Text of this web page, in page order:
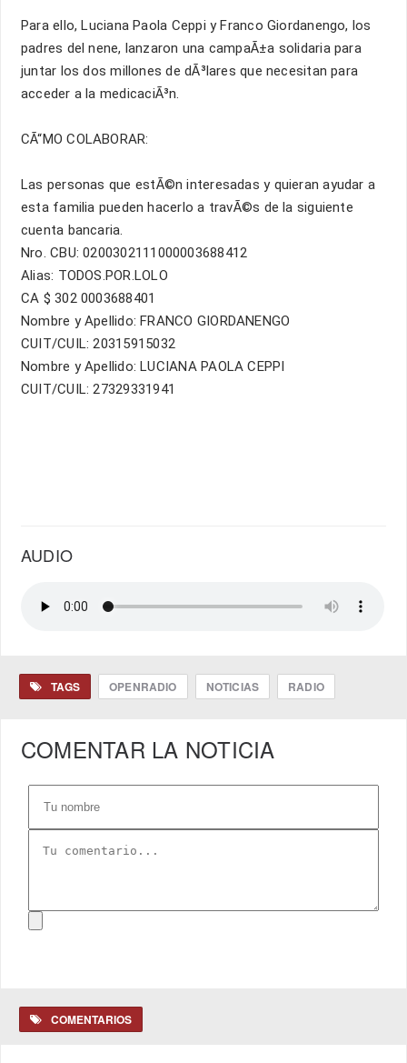
Para ello, Luciana Paola Ceppi y Franco Giordanengo, los
padres del nene, lanzaron una campaÃ±a solidaria para
juntar los dos millones de dÃ³lares que necesitan para
acceder a la medicaciÃ³n.
CÃ“MO COLABORAR:
Las personas que estÃ©n interesadas y quieran ayudar a
esta familia pueden hacerlo a travÃ©s de la siguiente
cuenta bancaria.
Nro. CBU: 0200302111000003688412
Alias: TODOS.POR.LOLO
CA $ 302 0003688401
Nombre y Apellido: FRANCO GIORDANENGO
CUIT/CUIL: 20315915032
Nombre y Apellido: LUCIANA PAOLA CEPPI
CUIT/CUIL: 27329331941
AUDIO
TAGS OPENRADIO NOTICIAS RADIO
COMENTAR LA NOTICIA
COMENTARIOS